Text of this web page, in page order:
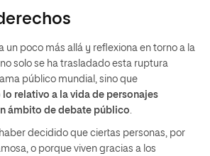
un poco más allá y reflexiona en torno a la
solo se ha trasladado esta ruptura
público mundial, sino que
relativo a la vida de personajes
ámbito de debate público
decidido que ciertas personas, por
o porque viven gracias a los